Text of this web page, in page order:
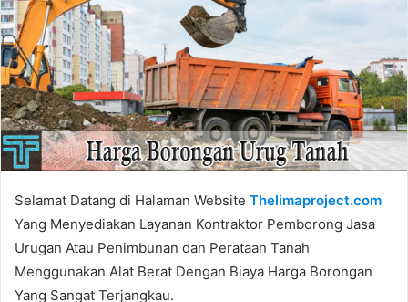
Selamat Datang di Halaman Website Thelimaproject.com
Yang Menyediakan Layanan Kontraktor Pemborong Jasa
Urugan Atau Penimbunan dan Perataan Tanah
Menggunakan Alat Berat Dengan Biaya Harga Borongan
Yang Sangat Terjangkau.